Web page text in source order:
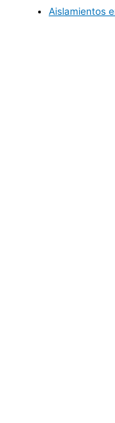
Aislamientos